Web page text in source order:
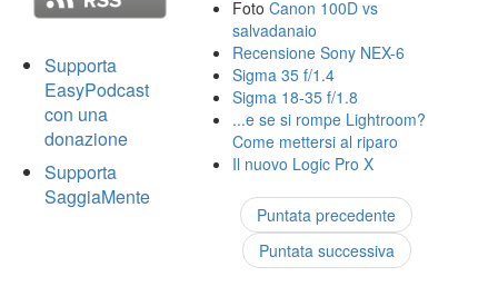
Supporta
EasyPodcast
con una
donazione
Supporta
SaggiaMente
FotoCanon 100D vs
salvadanaio
Recensione Sony NEX-6
Sigma 35 f/1.4
Sigma 18-35 f/1.8
...e se si rompe Lightroom?
Come mettersi al riparo
Il nuovo Logic Pro X
Puntata precedente
Puntata successiva